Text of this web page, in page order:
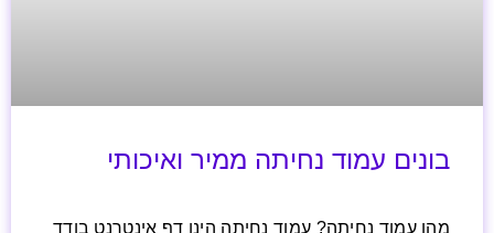
בונים עמוד נחיתה ממיר ואיכותי
מהו עמוד נחיתה? עמוד נחיתה הינו דף אינטרנט בודד